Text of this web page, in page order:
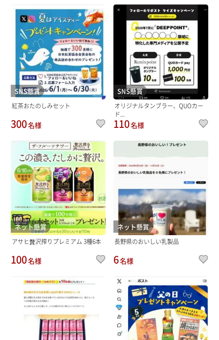
SNS懸賞
紅茶おたのしみセット
300名様
SNS懸賞
オリジナルタンブラー、QUOカー
ド...
110名様
ネット懸賞
アサヒ贅沢搾りプレミアム 3種6本
100名様
ネット懸賞
長野県のおいしい乳製品
6名様